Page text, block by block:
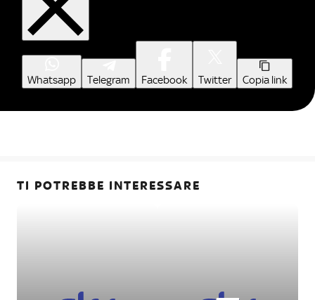
Whatsapp Telegram Facebook Twitter Copia link
TI POTREBBE INTERESSARE